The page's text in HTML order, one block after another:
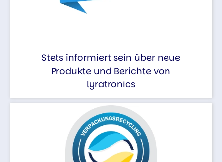
Stets informiert sein über neue
Produkte und Berichte von
lyratronics